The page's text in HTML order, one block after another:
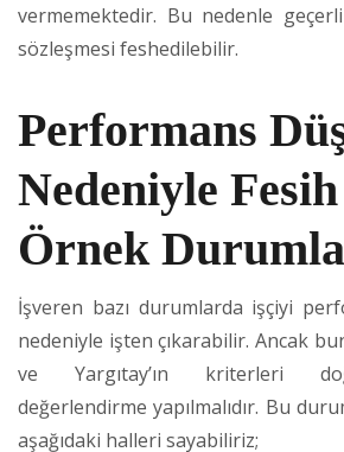
vermemektedir. Bu nedenle
sözleşmesi feshedilebilir.
Performans
Nedeniyle
Örnek
İşveren bazı durumlarda işçiyi
nedeniyle işten çıkarabilir. Ancak
ve Yargıtay’ın kriterleri
değerlendirme yapılmalıdır. Bu
aşağıdaki halleri sayabiliriz;